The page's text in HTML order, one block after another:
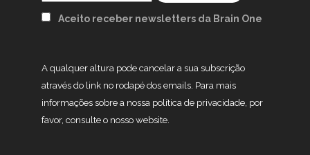
Aceito receber newsletters da Brain One
A qualquer altura pode cancelar a sua subscrição
através do link no rodapé dos emails. Para mais
informações sobre a nossa política de privacidade, por
favor, consulte o nosso website.